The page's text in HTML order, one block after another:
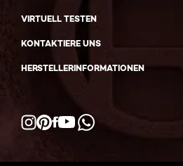
VIRTUELL TESTEN
KONTAKTIERE UNS
HERSTELLERINFORMATIONEN
Facebook
YouTube